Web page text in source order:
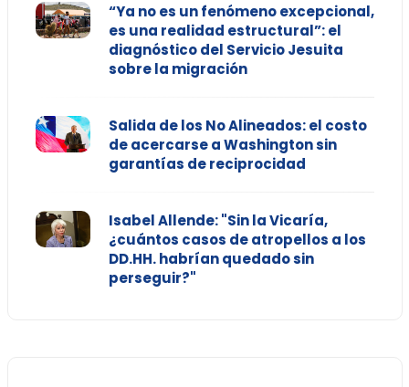
“Ya no es un fenómeno excepcional,
es una realidad estructural”: el
diagnóstico del Servicio Jesuita
sobre la migración
Salida de los No Alineados: el costo
de acercarse a Washington sin
garantías de reciprocidad
Isabel Allende: "Sin la Vicaría,
¿cuántos casos de atropellos a los
DD.HH. habrían quedado sin
perseguir?"